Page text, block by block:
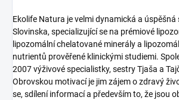
Ekolife Natura je velmi dynamická a úspěšná
Slovinska, specializující se na prémiové
lipozomální chelatované minerály a
nutrientů prověřené klinickými studiemi.
2007 výživové specialistky, sestry Tjaša a
Obrovskou motivací je jim zájem o zdravý
se, sdílení informací a především to, že jsou